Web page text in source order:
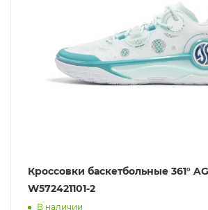
Кроссовки баскетбольные 361°
W572421101-2
В наличии